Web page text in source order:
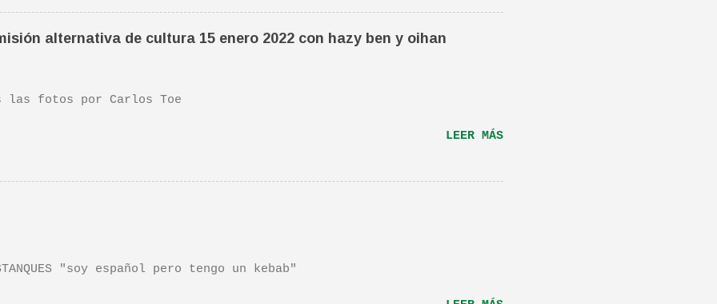
Recomendada por TOE hace unos posts.Yo también os la recomiendo.
escena de la peli Dan y su hermano interpretan esta canción.De hecho
sonora, interpretada por Sondre Lerche , incluye una magnifica Per-
alternativa de cultura 15 enero 2022 con hazy ben y oihan
fotos por Carlos Toe
LEER MÁS
"soy español pero tengo un kebab"